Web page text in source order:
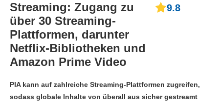
Streaming: Zugang zu
über 30 Streaming-
Plattformen, darunter
Netflix-Bibliotheken und
Amazon Prime Video
9.8
PIA kann auf zahlreiche Streaming-Plattformen zugreifen,
sodass globale Inhalte von überall aus sicher gestreamt